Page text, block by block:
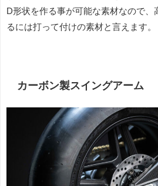
D形状を作る事が可能な素材なので、
るには打って付けの素材と言えます
カーボン製スイングアーム